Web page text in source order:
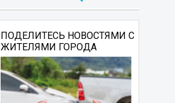
ПОДЕЛИТЕСЬ НОВОСТЯМИ С
ЖИТЕЛЯМИ ГОРОДА